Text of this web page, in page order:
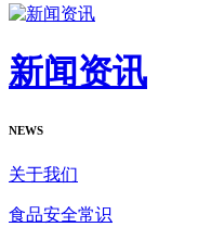
新闻资讯
NEWS
关于我们
食品安全常识